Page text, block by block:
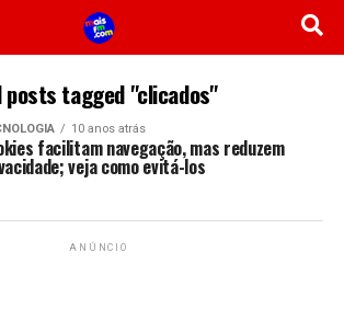
posts tagged "clicados"
10 anos atrás
facilitam navegação, mas reduzem
veja como evitá-los
ANÚNCIO